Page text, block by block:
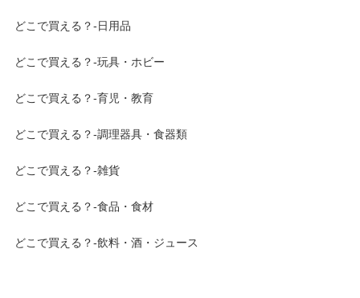
どこで買える？-日用品
どこで買える？-玩具・ホビー
どこで買える？-育児・教育
どこで買える？-調理器具・食器類
どこで買える？-雑貨
どこで買える？-食品・食材
どこで買える？-飲料・酒・ジュース